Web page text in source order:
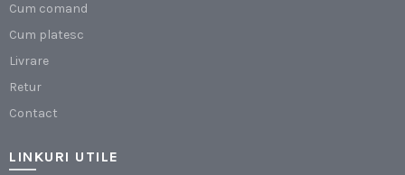
Cum comand
Cum platesc
Livrare
Retur
Contact
LINKURI UTILE